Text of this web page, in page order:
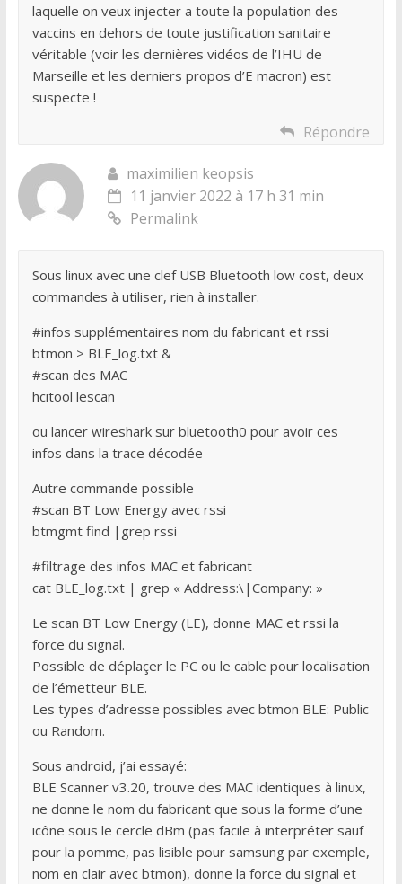
laquelle on veux injecter a toute la population des
vaccins en dehors de toute justification sanitaire
véritable (voir les dernières vidéos de l’IHU de
Marseille et les derniers propos d’E macron) est
suspecte !
Répondre
maximilien keopsis
11 janvier 2022 à 17 h 31 min
Permalink
Sous linux avec une clef USB Bluetooth low cost, deux
commandes à utiliser, rien à installer.
#infos supplémentaires nom du fabricant et rssi
btmon > BLE_log.txt &
#scan des MAC
hcitool lescan
ou lancer wireshark sur bluetooth0 pour avoir ces
infos dans la trace décodée
Autre commande possible
#scan BT Low Energy avec rssi
btmgmt find |grep rssi
#filtrage des infos MAC et fabricant
cat BLE_log.txt | grep « Address:\|Company: »
Le scan BT Low Energy (LE), donne MAC et rssi la
force du signal.
Possible de déplaçer le PC ou le cable pour localisation
de l’émetteur BLE.
Les types d’adresse possibles avec btmon BLE: Public
ou Random.
Sous android, j’ai essayé:
BLE Scanner v3.20, trouve des MAC identiques à linux,
ne donne le nom du fabricant que sous la forme d’une
icône sous le cercle dBm (pas facile à interpréter sauf
pour la pomme, pas lisible pour samsung par exemple,
nom en clair avec btmon), donne la force du signal et